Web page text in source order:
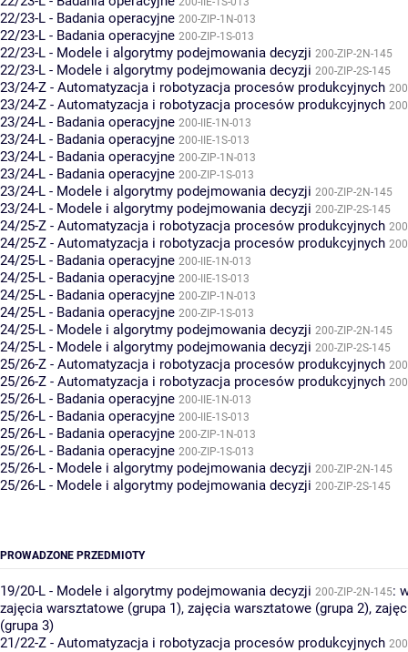
22/23-L - Badania operacyjne 200-ZIP-1N-013
22/23-L - Badania operacyjne 200-ZIP-1S-013
22/23-L - Modele i algorytmy podejmowania decyzji 200-ZIP-2N-145
22/23-L - Modele i algorytmy podejmowania decyzji 200-ZIP-2S-145
23/24-Z - Automatyzacja i robotyzacja procesów produkcyjnych
23/24-Z - Automatyzacja i robotyzacja procesów produkcyjnych
23/24-L - Badania operacyjne 200-IIE-1N-013
23/24-L - Badania operacyjne 200-IIE-1S-013
23/24-L - Badania operacyjne 200-ZIP-1N-013
23/24-L - Badania operacyjne 200-ZIP-1S-013
23/24-L - Modele i algorytmy podejmowania decyzji 200-ZIP-2N-145
23/24-L - Modele i algorytmy podejmowania decyzji 200-ZIP-2S-145
24/25-Z - Automatyzacja i robotyzacja procesów produkcyjnych
24/25-Z - Automatyzacja i robotyzacja procesów produkcyjnych
24/25-L - Badania operacyjne 200-IIE-1N-013
24/25-L - Badania operacyjne 200-IIE-1S-013
24/25-L - Badania operacyjne 200-ZIP-1N-013
24/25-L - Badania operacyjne 200-ZIP-1S-013
24/25-L - Modele i algorytmy podejmowania decyzji 200-ZIP-2N-145
24/25-L - Modele i algorytmy podejmowania decyzji 200-ZIP-2S-145
25/26-Z - Automatyzacja i robotyzacja procesów produkcyjnych
25/26-Z - Automatyzacja i robotyzacja procesów produkcyjnych
25/26-L - Badania operacyjne 200-IIE-1N-013
25/26-L - Badania operacyjne 200-IIE-1S-013
25/26-L - Badania operacyjne 200-ZIP-1N-013
25/26-L - Badania operacyjne 200-ZIP-1S-013
25/26-L - Modele i algorytmy podejmowania decyzji 200-ZIP-2N-145
25/26-L - Modele i algorytmy podejmowania decyzji 200-ZIP-2S-145
PROWADZONE PRZEDMIOTY
19/20-L - Modele i algorytmy podejmowania decyzji 200-ZIP-2N-145:
zajęcia warsztatowe (grupa 1), zajęcia warsztatowe (grupa 2),
(grupa 3)
21/22-Z - Automatyzacja i robotyzacja procesów produkcyjnych